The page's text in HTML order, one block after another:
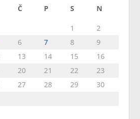
Č P S N
1
2
6 7 8
9
13 14 15
16
20 21 22
23
27 28 29
30